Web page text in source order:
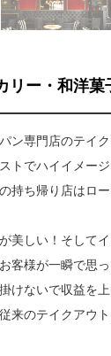
リー・和洋菓
ン専門店のテイ
トでハイイメージ
持ち帰り店はロー
美しい！そして
客様が一瞬で思
けないで収益を
来のテイクアウ